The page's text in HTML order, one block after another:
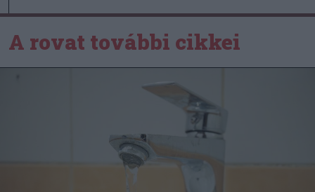
A rovat további cikkei